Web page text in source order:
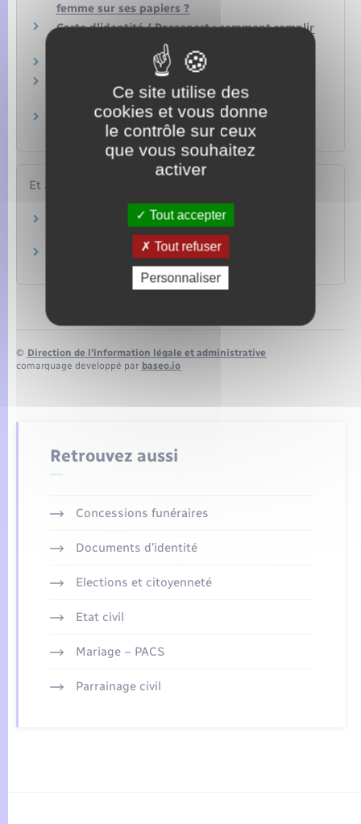
femme sur ses papiers ?
Carte d'identité / Passeport : comment remplir
le formulaire ou la pré-demande ?
Où acheter un timbre fiscal ?
Comment savoir où en est votre demande de
carte d'identité ?
Quelle est la durée de validité d'une carte
d'identité ?
Et aussi
Papiers – Citoyenneté – Élections
Devenir Français
Étranger – Europe
© Direction de l’information légale et administrative
comarquage developpé par baseo.io
Retrouvez aussi
Concessions funéraires
Documents d’identité
Elections et citoyenneté
Etat civil
Mariage – PACS
Parrainage civil
Ce site utilise des
cookies et vous donne
le contrôle sur ceux
que vous souhaitez
activer
Tout accepter
Tout refuser
Personnaliser